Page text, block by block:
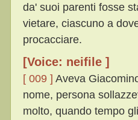
da' suoi parenti fosse
vietare, ciascuno a
procacciare.
[Voice: neifile ]
[ 009 ] Aveva
nome, persona
molto, quando tempo